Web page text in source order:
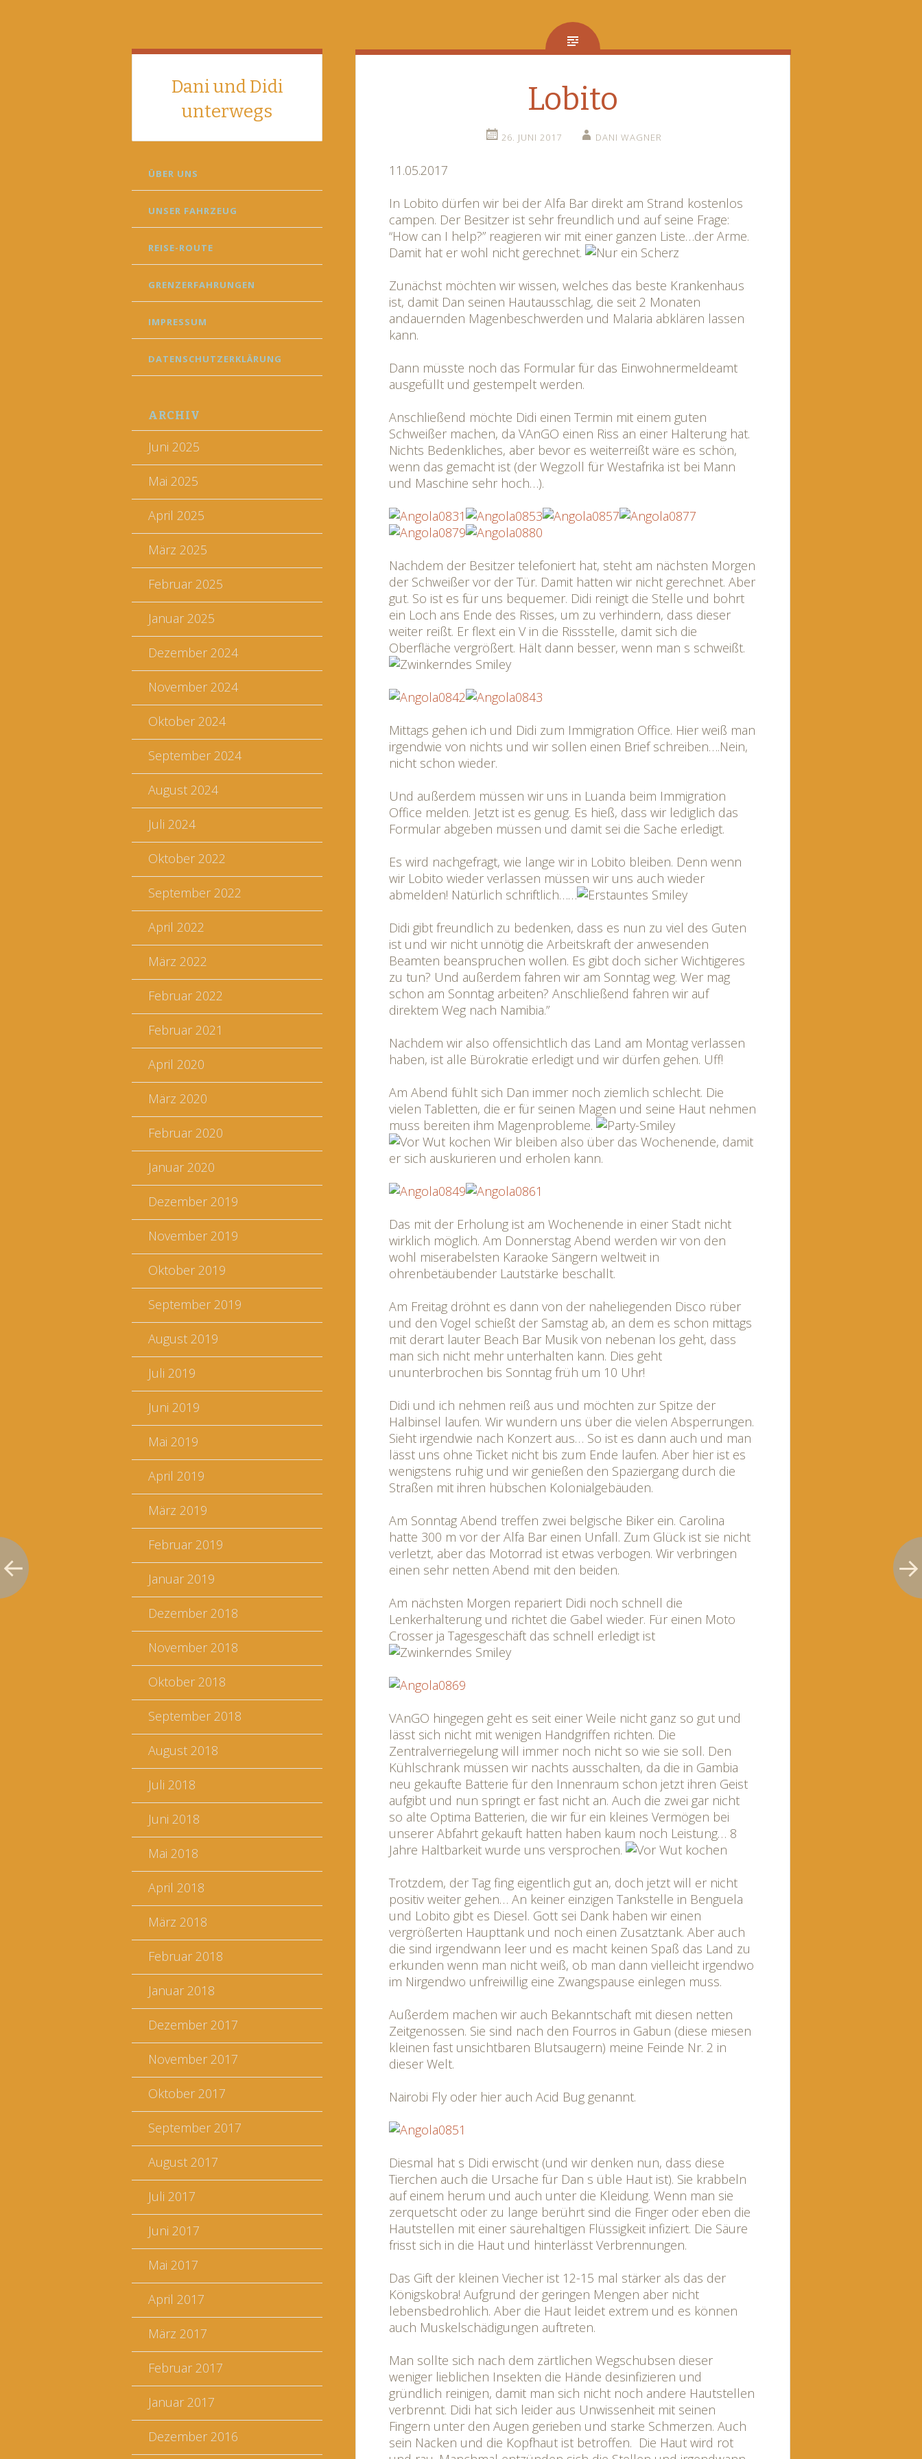
Dani und Didi
unterwegs
SKIP
TO
ÜBER UNS
UNSER FAHRZEUG
REISE-ROUTE
GRENZERFAHRUNGEN
IMPRESSUM
DATENSCHUTZERKLÄRUNG
ARCHIV
Juni 2025
Mai 2025
April 2025
März 2025
Februar 2025
Januar 2025
Dezember 2024
November 2024
Oktober 2024
September 2024
August 2024
Juli 2024
Oktober 2022
September 2022
April 2022
März 2022
Februar 2022
Februar 2021
April 2020
März 2020
Februar 2020
Januar 2020
Dezember 2019
November 2019
Oktober 2019
September 2019
August 2019
Juli 2019
Juni 2019
Mai 2019
April 2019
März 2019
Februar 2019
Januar 2019
Dezember 2018
November 2018
Oktober 2018
September 2018
August 2018
Juli 2018
Juni 2018
Mai 2018
April 2018
März 2018
Februar 2018
Januar 2018
Dezember 2017
November 2017
Oktober 2017
September 2017
August 2017
Juli 2017
Juni 2017
Mai 2017
April 2017
März 2017
Februar 2017
Januar 2017
Dezember 2016
Lobito
26. JUNI 2017 DANI WAGNER
11.05.2017
In Lobito dürfen wir bei der Alfa Bar direkt am Strand kostenlos
campen. Der Besitzer ist sehr freundlich und auf seine Frage:
“How can I help?” reagieren wir mit einer ganzen Liste…der Arme.
Damit hat er wohl nicht gerechnet.
Zunächst möchten wir wissen, welches das beste Krankenhaus
ist, damit Dan seinen Hautausschlag, die seit 2 Monaten
andauernden Magenbeschwerden und Malaria abklären lassen
kann.
Dann müsste noch das Formular für das Einwohnermeldeamt
ausgefüllt und gestempelt werden.
Anschließend möchte Didi einen Termin mit einem guten
Schweißer machen, da VAnGO einen Riss an einer Halterung hat.
Nichts Bedenkliches, aber bevor es weiterreißt wäre es schön,
wenn das gemacht ist (der Wegzoll für Westafrika ist bei Mann
und Maschine sehr hoch…).
Nachdem der Besitzer telefoniert hat, steht am nächsten Morgen
der Schweißer vor der Tür. Damit hatten wir nicht gerechnet. Aber
gut. So ist es für uns bequemer. Didi reinigt die Stelle und bohrt
ein Loch ans Ende des Risses, um zu verhindern, dass dieser
weiter reißt. Er flext ein V in die Rissstelle, damit sich die
Oberfläche vergrößert. Hält dann besser, wenn man s schweißt.
Mittags gehen ich und Didi zum Immigration Office. Hier weiß man
irgendwie von nichts und wir sollen einen Brief schreiben….Nein,
nicht schon wieder.
Und außerdem müssen wir uns in Luanda beim Immigration
Office melden. Jetzt ist es genug. Es hieß, dass wir lediglich das
Formular abgeben müssen und damit sei die Sache erledigt.
Es wird nachgefragt, wie lange wir in Lobito bleiben. Denn wenn
wir Lobito wieder verlassen müssen wir uns auch wieder
abmelden! Natürlich schriftlich……
Didi gibt freundlich zu bedenken, dass es nun zu viel des Guten
ist und wir nicht unnötig die Arbeitskraft der anwesenden
Beamten beanspruchen wollen. Es gibt doch sicher Wichtigeres
zu tun? Und außerdem fahren wir am Sonntag weg. Wer mag
schon am Sonntag arbeiten? Anschließend fahren wir auf
direktem Weg nach Namibia.”
Nachdem wir also offensichtlich das Land am Montag verlassen
haben, ist alle Bürokratie erledigt und wir dürfen gehen. Uff!
Am Abend fühlt sich Dan immer noch ziemlich schlecht. Die
vielen Tabletten, die er für seinen Magen und seine Haut nehmen
muss bereiten ihm Magenprobleme.
Wir bleiben also über das Wochenende, damit
er sich auskurieren und erholen kann.
Das mit der Erholung ist am Wochenende in einer Stadt nicht
wirklich möglich. Am Donnerstag Abend werden wir von den
wohl miserabelsten Karaoke Sängern weltweit in
ohrenbetäubender Lautstärke beschallt.
Am Freitag dröhnt es dann von der naheliegenden Disco rüber
und den Vogel schießt der Samstag ab, an dem es schon mittags
mit derart lauter Beach Bar Musik von nebenan los geht, dass
man sich nicht mehr unterhalten kann. Dies geht
ununterbrochen bis Sonntag früh um 10 Uhr!
Didi und ich nehmen reiß aus und möchten zur Spitze der
Halbinsel laufen. Wir wundern uns über die vielen Absperrungen.
Sieht irgendwie nach Konzert aus… So ist es dann auch und man
lässt uns ohne Ticket nicht bis zum Ende laufen. Aber hier ist es
wenigstens ruhig und wir genießen den Spaziergang durch die
Straßen mit ihren hübschen Kolonialgebäuden.
Am Sonntag Abend treffen zwei belgische Biker ein. Carolina
hatte 300 m vor der Alfa Bar einen Unfall. Zum Glück ist sie nicht
verletzt, aber das Motorrad ist etwas verbogen. Wir verbringen
einen sehr netten Abend mit den beiden.
Am nächsten Morgen repariert Didi noch schnell die
Lenkerhalterung und richtet die Gabel wieder. Für einen Moto
Crosser ja Tagesgeschäft das schnell erledigt ist
VAnGO hingegen geht es seit einer Weile nicht ganz so gut und
lässt sich nicht mit wenigen Handgriffen richten. Die
Zentralverriegelung will immer noch nicht so wie sie soll. Den
Kühlschrank müssen wir nachts ausschalten, da die in Gambia
neu gekaufte Batterie für den Innenraum schon jetzt ihren Geist
aufgibt und nun springt er fast nicht an. Auch die zwei gar nicht
so alte Optima Batterien, die wir für ein kleines Vermögen bei
unserer Abfahrt gekauft hatten haben kaum noch Leistung… 8
Jahre Haltbarkeit wurde uns versprochen.
Trotzdem, der Tag fing eigentlich gut an, doch jetzt will er nicht
positiv weiter gehen… An keiner einzigen Tankstelle in Benguela
und Lobito gibt es Diesel. Gott sei Dank haben wir einen
vergrößerten Haupttank und noch einen Zusatztank. Aber auch
die sind irgendwann leer und es macht keinen Spaß das Land zu
erkunden wenn man nicht weiß, ob man dann vielleicht irgendwo
im Nirgendwo unfreiwillig eine Zwangspause einlegen muss.
Außerdem machen wir auch Bekanntschaft mit diesen netten
Zeitgenossen. Sie sind nach den Fourros in Gabun (diese miesen
kleinen fast unsichtbaren Blutsaugern) meine Feinde Nr. 2 in
dieser Welt.
Nairobi Fly oder hier auch Acid Bug genannt.
Diesmal hat s Didi erwischt (und wir denken nun, dass diese
Tierchen auch die Ursache für Dan s üble Haut ist). Sie krabbeln
auf einem herum und auch unter die Kleidung. Wenn man sie
zerquetscht oder zu lange berührt sind die Finger oder eben die
Hautstellen mit einer säurehaltigen Flüssigkeit infiziert. Die Säure
frisst sich in die Haut und hinterlässt Verbrennungen.
Das Gift der kleinen Viecher ist 12-15 mal stärker als das der
Königskobra! Aufgrund der geringen Mengen aber nicht
lebensbedrohlich. Aber die Haut leidet extrem und es können
auch Muskelschädigungen auftreten.
Man sollte sich nach dem zärtlichen Wegschubsen dieser
weniger lieblichen Insekten die Hände desinfizieren und
gründlich reinigen, damit man sich nicht noch andere Hautstellen
verbrennt. Didi hat sich leider aus Unwissenheit mit seinen
Fingern unter den Augen gerieben und starke Schmerzen. Auch
sein Nacken und die Kopfhaut ist betroffen. Die Haut wird rot